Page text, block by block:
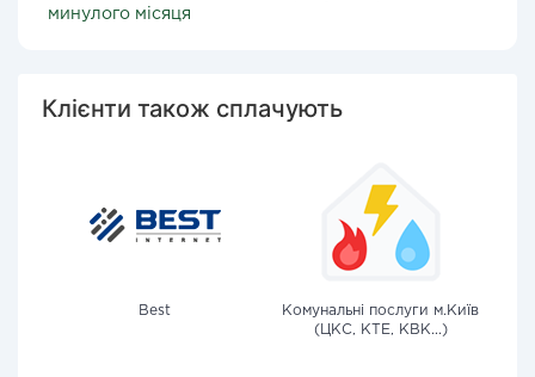
минулого місяця
Клієнти також сплачують
Best
Комунальні послуги м.Київ
(ЦКС, КТЕ, КВК...)